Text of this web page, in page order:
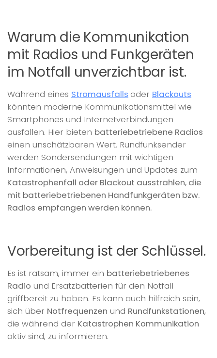
Warum die Kommunikation
mit Radios und Funkgeräten
im Notfall unverzichtbar ist.
Während eines Stromausfalls oder Blackouts
könnten moderne Kommunikationsmittel wie
Smartphones und Internetverbindungen
ausfallen. Hier bieten batteriebetriebene Radios
einen unschätzbaren Wert. Rundfunksender
werden Sondersendungen mit wichtigen
Informationen, Anweisungen und Updates zum
Katastrophenfall oder Blackout ausstrahlen, die
mit batteriebetriebenen Handfunkgeräten bzw.
Radios empfangen werden können.
Vorbereitung ist der Schlüssel.
Es ist ratsam, immer ein batteriebetriebenes
Radio und Ersatzbatterien für den Notfall
griffbereit zu haben. Es kann auch hilfreich sein,
sich über Notfrequenzen und Rundfunkstationen,
die während der Katastrophen Kommunikation
aktiv sind, zu informieren.